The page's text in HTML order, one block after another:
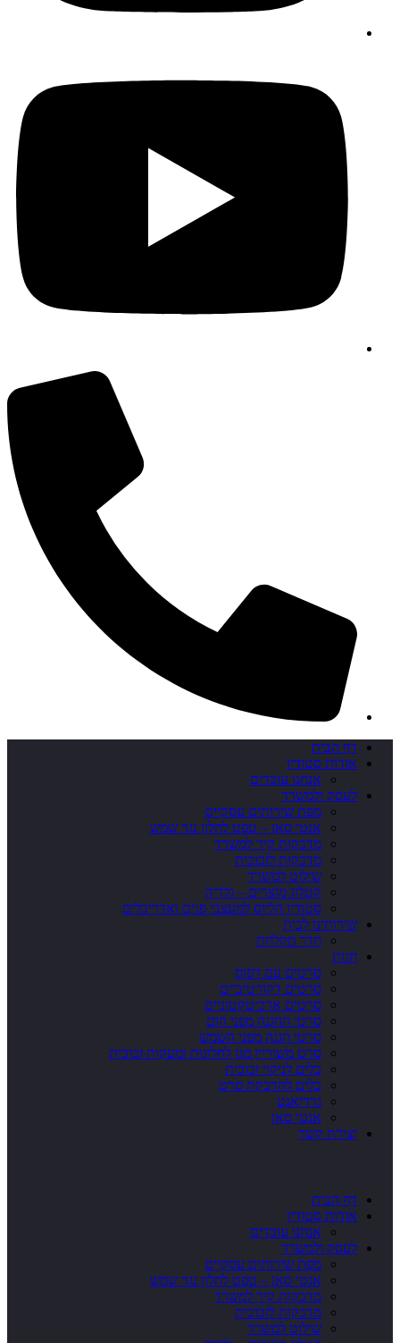
דף הבית
אודות סטודיו
אנחנו עובדים
לעסק ולמשרד
מפת שירותים עסקיים
אנטי סאן – טפט לחלון נגד שמש
מדבקות קיר למשרד
מדבקות לזכוכית
שילוט למשרד
קטלוג מוצרים – גלריה
סטודיו הליוס למעצבי פנים ואדריכלים
שירותינו לבית
חדר מקלחת
חנות
סרטים עם דפוס
סרטים דקורטיביים
סרטים ארכיטקטוניים
סרטי ההגנה מפני חום
סרטי הגנה מפני השמש
סרט משוריין מגן לחלונות ומעקות זכוכית
כלים לניקוי זכוכית
כלים להדבקת סרט
גרדיאנט
אנטי סאן
יצירת קשר
דף הבית
אודות סטודיו
אנחנו עובדים
לעסק ולמשרד
מפת שירותים עסקיים
אנטי סאן – טפט לחלון נגד שמש
מדבקות קיר למשרד
מדבקות לזכוכית
שילוט למשרד